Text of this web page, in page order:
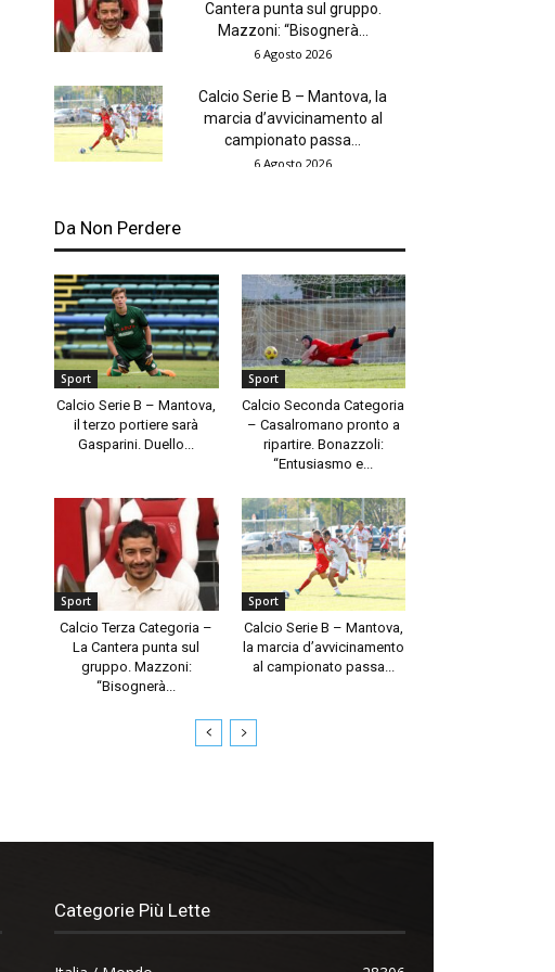
Cantera punta sul gruppo.
Mazzoni: “Bisognerà...
6 Agosto 2026
Calcio Serie B – Mantova, la
marcia d’avvicinamento al
campionato passa...
6 Agosto 2026
Da Non Perdere
Sport
Calcio Serie B – Mantova,
il terzo portiere sarà
Gasparini. Duello...
Sport
Calcio Seconda Categoria
– Casalromano pronto a
ripartire. Bonazzoli:
“Entusiasmo e...
Sport
Calcio Terza Categoria –
La Cantera punta sul
gruppo. Mazzoni:
“Bisognerà...
Sport
Calcio Serie B – Mantova,
la marcia d’avvicinamento
al campionato passa...
Categorie Più Lette